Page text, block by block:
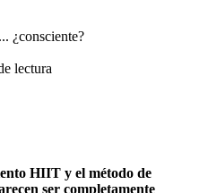
¿consciente?
lectura
HIIT y el método de
ser completamente